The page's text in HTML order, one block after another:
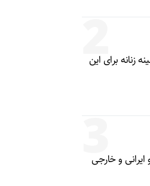
2
زنانه برای این
3
و خارجی